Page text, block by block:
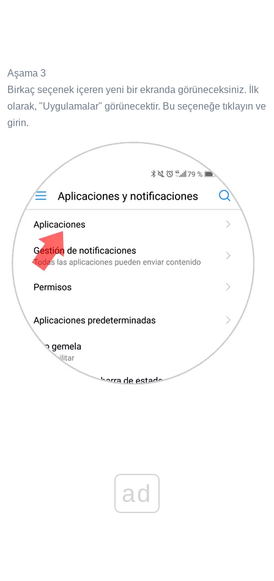
Aşama 3
Birkaç seçenek içeren yeni bir ekranda görüneceksiniz. İlk
olarak, "Uygulamalar" görünecektir. Bu seçeneğe tıklayın ve
girin.
ad